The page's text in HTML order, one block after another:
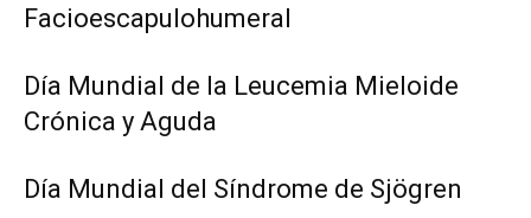
Facioescapulohumeral
Día Mundial de la Leucemia Mieloide
Crónica y Aguda
Día Mundial del Síndrome de Sjögren